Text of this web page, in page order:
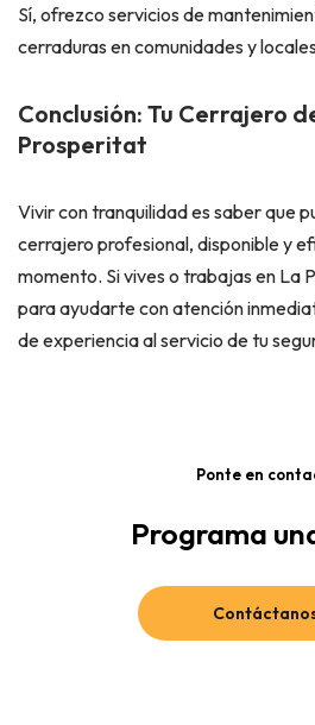
Sí, ofrezco servicios de
cerraduras en comunidades y
Conclusión: Tu Cerrajero
Prosperitat
Vivir con tranquilidad es saber que
cerrajero profesional, disponible y
momento. Si vives o trabajas en La
para ayudarte con atención
de experiencia al servicio de tu
Ponte en
Programa